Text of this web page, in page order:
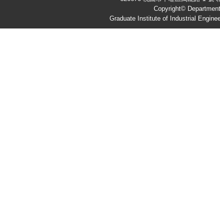
Copyright©
Graduate Institute of Industrial